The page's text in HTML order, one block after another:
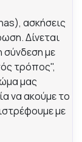
ασκήσεις
Δίνεται
σύνδεση με
τρόπος",
μας
να ακούμε το
με